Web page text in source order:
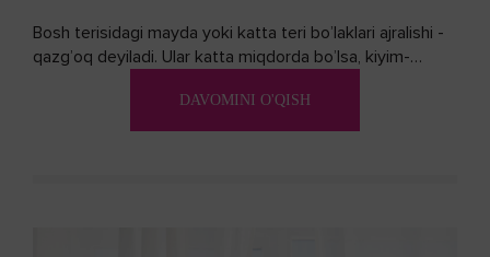
Bosh terisidagi mayda yoki katta teri bo’laklari ajralishi -
qazg’oq deyiladi. Ular katta miqdorda bo’lsa, kiyim-
DAVOMINI O'QISH